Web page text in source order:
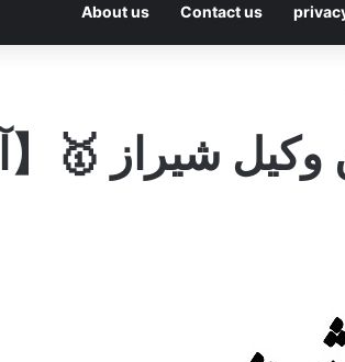
Contact us
About us
بهترین وکیل شیراز 🥇